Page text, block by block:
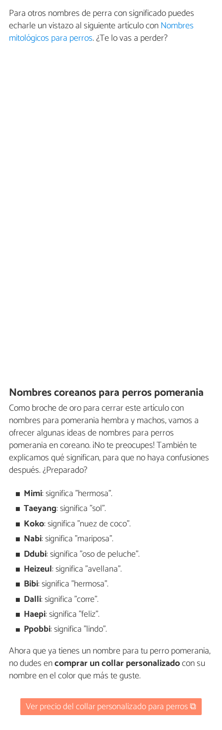
Para otros nombres de perra con significado puedes
echarle un vistazo al siguiente artículo conNombres
mitológicos para perros. ¿Te lo vas a perder?
Nombres coreanos para perros pomerania
Como broche de oro para cerrar este artículo con
nombres para pomerania hembra y machos, vamos a
ofrecer algunas ideas de nombres para perros
pomerania en coreano. ¡No te preocupes! También te
explicamos qué significan, para que no haya confusiones
después. ¿Preparado?
Mimi: significa "hermosa".
Taeyang: significa "sol".
Koko: significa "nuez de coco".
Nabi: significa "mariposa".
Ddubi: significa "oso de peluche".
Heizeul: significa "avellana".
Bibi: significa "hermosa".
Dalli: significa "corre".
Haepi: significa "feliz".
Ppobbi: significa "lindo".
Ahora que ya tienes un nombre para tu perro pomerania,
no dudes encomprar un collar personalizadocon su
nombre en el color que más te guste.
Ver precio del collar personalizado para perros ⧉